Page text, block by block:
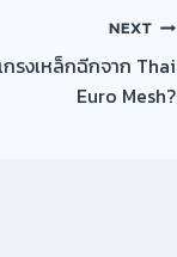
NEXT
รงเหล็กฉีกจาก Thai
Euro Mesh?